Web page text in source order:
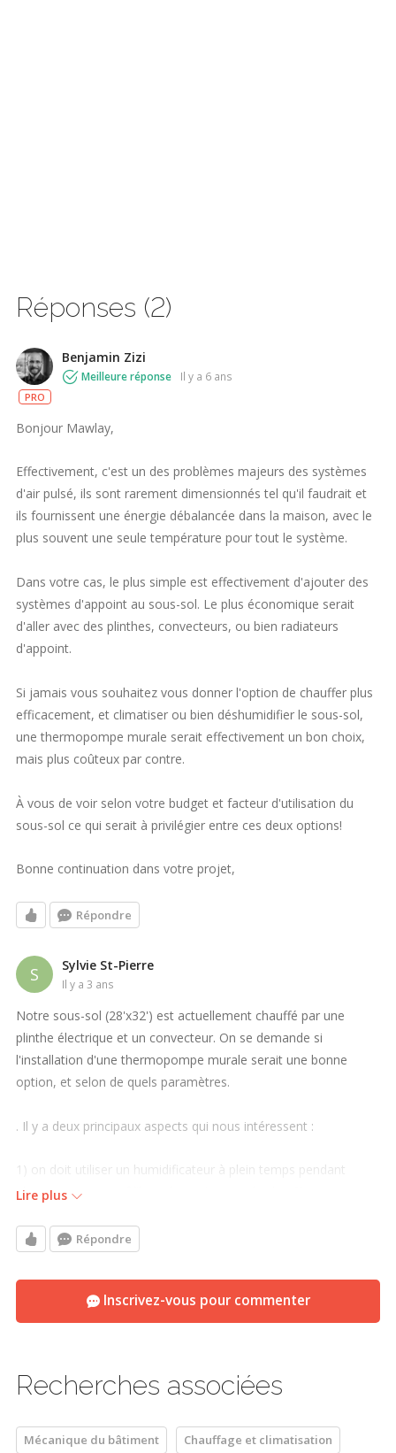
Réponses (2)
PRO
Benjamin Zizi
Meilleure réponse il y a 6 ans
Bonjour Mawlay,
Effectivement, c'est un des problèmes majeurs des systèmes
d'air pulsé, ils sont rarement dimensionnés tel qu'il faudrait et
ils fournissent une énergie débalancée dans la maison, avec le
plus souvent une seule température pour tout le système.
Dans votre cas, le plus simple est effectivement d'ajouter des
systèmes d'appoint au sous-sol. Le plus économique serait
d'aller avec des plinthes, convecteurs, ou bien radiateurs
d'appoint.
Si jamais vous souhaitez vous donner l'option de chauffer plus
efficacement, et climatiser ou bien déshumidifier le sous-sol,
une thermopompe murale serait effectivement un bon choix,
mais plus coûteux par contre.
À vous de voir selon votre budget et facteur d'utilisation du
sous-sol ce qui serait à privilégier entre ces deux options!
Bonne continuation dans votre projet,
Répondre
S Sylvie St-Pierre
il y a 3 ans
Notre sous-sol (28'x32') est actuellement chauffé par une
plinthe électrique et un convecteur. On se demande si
l'installation d'une thermopompe murale serait une bonne
option, et selon de quels paramètres.
. Il y a deux principaux aspects qui nous intéressent :
1) on doit utiliser un humidificateur à plein temps pendant
plusieurs mois (sauf l'hiver lorsqu'on met le chauffage);
2) le plancher du rez-de-chaussée est froid durant l'hiver.
Qui pourrait nous éclairer et nous conseiller à ce sujet?
Merci!
Lire plus
Répondre
Inscrivez-vous pour commenter
Recherches associées
Mécanique du bâtiment Chauffage et climatisation